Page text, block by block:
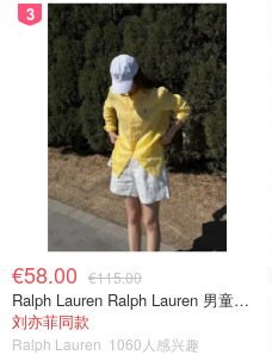
3
€58.00 €115.00
Ralph Lauren Ralph Lauren 男童亚麻衬衫
刘亦菲同款
Ralph Lauren 1060人感兴趣